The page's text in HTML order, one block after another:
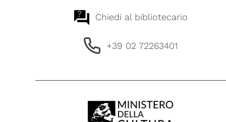
? Chiedi al bibliotecario
+39 02 72263401